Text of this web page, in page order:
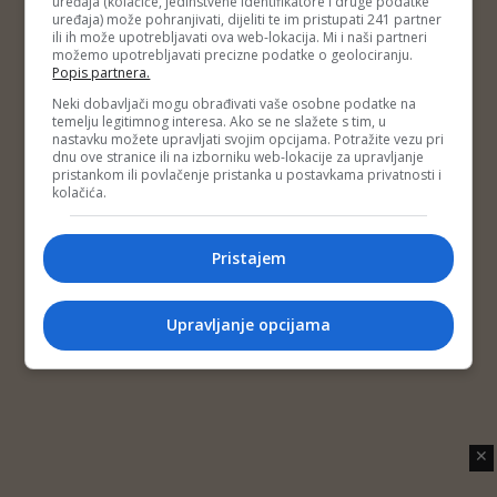
Impressum
Kontakt Marketing
Privatnost korisnika
O nama
✕
uređaja) može pohranjivati, dijeliti te im pristupati 241 partner
ili ih može upotrebljavati ova web-lokacija. Mi i naši partneri
možemo upotrebljavati precizne podatke o geolociranju.
Popis partnera.
Neki dobavljači mogu obrađivati vaše osobne podatke na
temelju legitimnog interesa. Ako se ne slažete s tim, u
nastavku možete upravljati svojim opcijama. Potražite vezu pri
dnu ove stranice ili na izborniku web-lokacije za upravljanje
pristankom ili povlačenje pristanka u postavkama privatnosti i
kolačića.
Pristajem
Upravljanje opcijama